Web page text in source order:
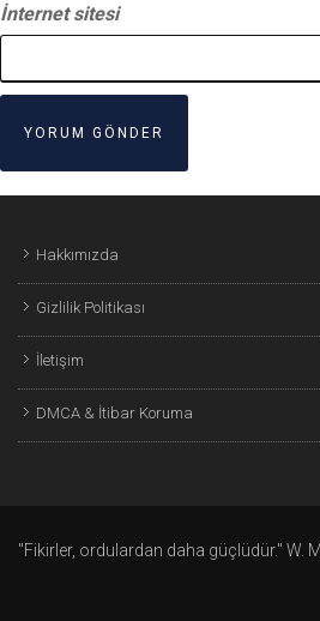
İnternet sitesi
Hakkımızda
Gizlilik Politikası
İletişim
DMCA & İtibar Koruma
"Fikirler, ordulardan daha güçlüdür." W.